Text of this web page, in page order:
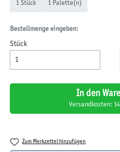
1 Stück 1 Palette(n)
Bestellmenge eingeben:
Stück
In den
Zum Merkzettel hinzufügen